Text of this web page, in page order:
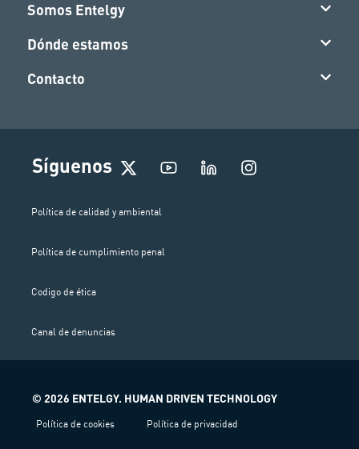
Somos Entelgy
Dónde estamos
Contacto
Síguenos
I
n
Política de calidad y ambiental
Política de cumplimiento penal
Codigo de ética
Canal de denuncias
© 2026 ENTELGY. HUMAN DRIVEN TECHNOLOGY
Política de cookies Política de privacidad